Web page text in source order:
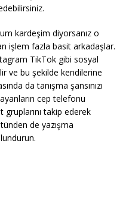
kardeşim diyorsanız o
işlem fazla basit arkadaşlar.
TikTok gibi sosyal
ve bu şekilde kendilerine
da tanışma şansınızı
cep telefonu
gruplarını takip ederek
de yazışma